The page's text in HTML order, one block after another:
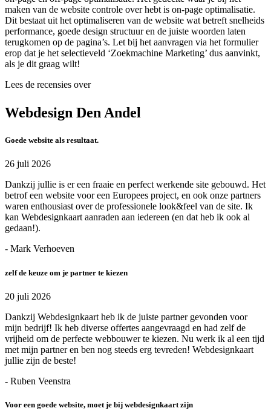
maken van de website controle over hebt is on-page optimalisatie.
Dit bestaat uit het optimaliseren van de website wat betreft snelheids
performance, goede design structuur en de juiste woorden laten
terugkomen op de pagina’s. Let bij het aanvragen via het formulier
erop dat je het selectieveld ‘Zoekmachine Marketing’ dus aanvinkt,
als je dit graag wilt!
Lees de recensies over
Webdesign Den Andel
Goede website als resultaat.
26 juli 2026
Dankzij jullie is er een fraaie en perfect werkende site gebouwd. Het
betrof een website voor een Europees project, en ook onze partners
waren enthousiast over de professionele look&feel van de site. Ik
kan Webdesignkaart aanraden aan iedereen (en dat heb ik ook al
gedaan!).
- Mark Verhoeven
zelf de keuze om je partner te kiezen
20 juli 2026
Dankzij Webdesignkaart heb ik de juiste partner gevonden voor
mijn bedrijf! Ik heb diverse offertes aangevraagd en had zelf de
vrijheid om de perfecte webbouwer te kiezen. Nu werk ik al een tijd
met mijn partner en ben nog steeds erg tevreden! Webdesignkaart
jullie zijn de beste!
- Ruben Veenstra
Voor een goede website, moet je bij webdesignkaart zijn